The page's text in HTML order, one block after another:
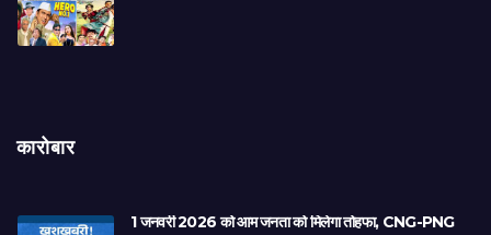
कारोबार
1 जनवरी 2026 को आम जनता को मिलेगा तोहफा, CNG-PNG